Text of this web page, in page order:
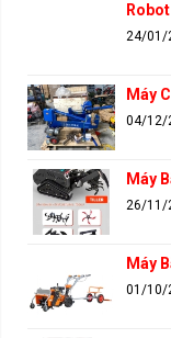
24/01/
Máy
04/12/
Máy
26/11/
Máy
01/10/